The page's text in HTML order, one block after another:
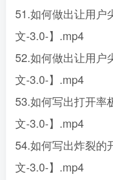
51.如何做出让用户
文-3.0-】.mp4
52.如何做出让用户
文-3.0-】.mp4
53.如何写出打开率
文-3.0-】.mp4
54.如何写出炸裂的
文-3.0-】.mp4